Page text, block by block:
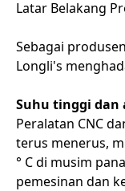
Latar Belakang
Sebagai
Longli's
Suhu tinggi dan
Peralatan CNC
terus menerus,
° C di musim
pemesinan dan